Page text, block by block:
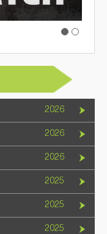
Next
2026
2026
2026
2025
2025
2025